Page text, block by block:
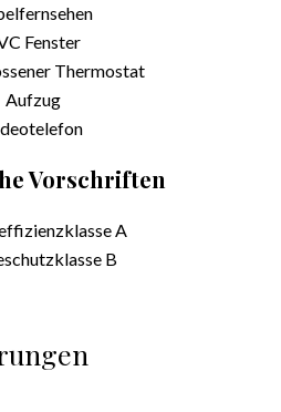
Fenster
Thermostat
Aufzug
Vorschriften
A
B